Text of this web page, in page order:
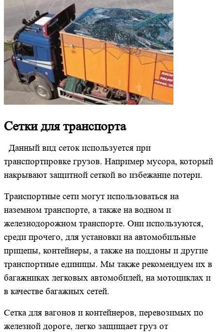
Сетки для транспорта
Данный вид сеток используется при
транспортировке грузов. Например мусора, который
накрывают защитной сеткой во избежание потери.
Транспортные сети могут использоваться на
наземном транспорте, а также на водном и
железнодорожном транспорте. Они используются,
среди прочего, для установки на автомобильные
прицепы, контейнеры, а также на поддоны и другие
транспортные единицы. Мы также рекомендуем их в
багажниках легковых автомобилей, на мотоциклах и
в качестве багажных сетей.
Сетка для вагонов и контейнеров, перевозимых по
железной дороге, легко защищает груз от